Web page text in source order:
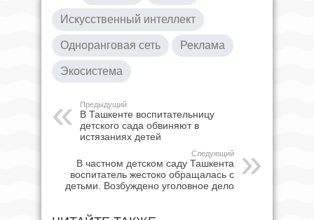
Искусственный интеллект
Одноранговая сеть Реклама
Экосистема
Предыдущий
В Ташкенте воспитательницу
детского сада обвиняют в
истязаниях детей
Следующий
В частном детском саду Ташкента
воспитатель жестоко обращалась с
детьми. Возбуждено уголовное дело